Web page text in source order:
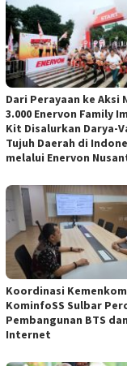
Dari Perayaan ke Aksi
3.000 Enervon Family
Kit Disalurkan Darya-
Tujuh Daerah di
melalui Enervon
Koordinasi
KominfoSS Sulbar
Pembangunan BTS dan
Internet